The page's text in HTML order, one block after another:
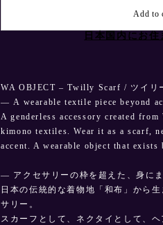
Add to
日本国内にお住
WA OBJECT – Twilly Scarf / ツイリ
— A wearable textile piece beyond
A genderless accessory created
kimono textiles. Wear it as a scarf,
accent. A wearable object that exists
— アクセサリーの枠を超えた、身に
日本の伝統的な着物地「和布」から
サリー。
スカーフとして、ネクタイとして、